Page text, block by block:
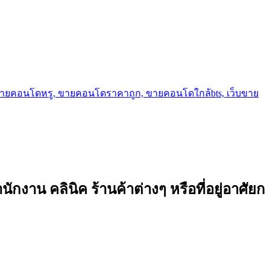
คอนโดหรู, ขายคอนโดราคาถูก, ขายคอนโดใกล้bts, เว็บขาย
กงาน คลินิค ร้านค้าต่างๆ หรือที่อยู่อาศัยก